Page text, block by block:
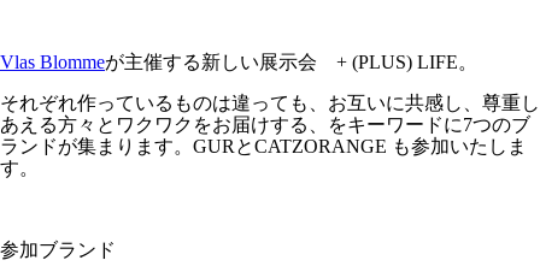
Vlas Blommeが主催する新しい展示会 + (PLUS) LIFE。
それぞれ作っているものは違っても、お互いに共感し、尊重し
あえる方々とワクワクをお届けする、をキーワードに7つのブ
ランドが集まります。GURとCATZORANGE も参加いたしま
す。
参加ブランド